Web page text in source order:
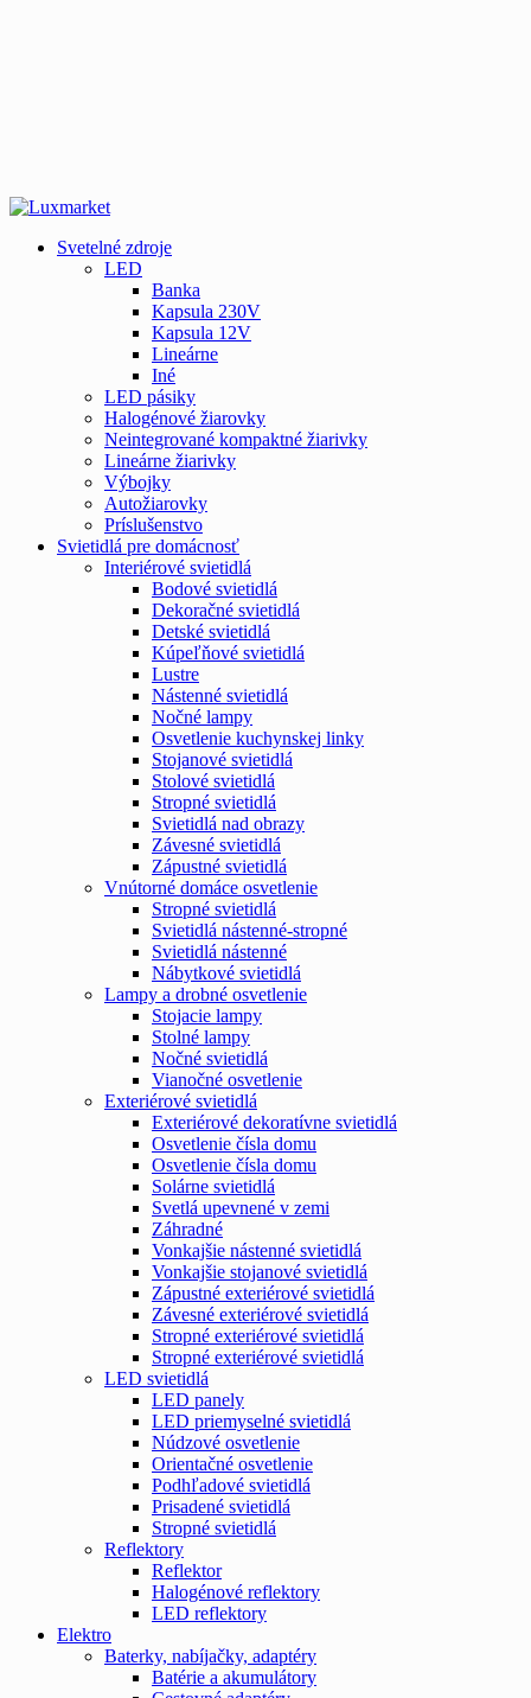
Svetelné zdroje
LED
Banka
Kapsula 230V
Kapsula 12V
Lineárne
Iné
LED pásiky
Halogénové žiarovky
Neintegrované kompaktné žiarivky
Lineárne žiarivky
Výbojky
Autožiarovky
Príslušenstvo
Svietidlá pre domácnosť
Interiérové svietidlá
Bodové svietidlá
Dekoračné svietidlá
Detské svietidlá
Kúpeľňové svietidlá
Lustre
Nástenné svietidlá
Nočné lampy
Osvetlenie kuchynskej linky
Stojanové svietidlá
Stolové svietidlá
Stropné svietidlá
Svietidlá nad obrazy
Závesné svietidlá
Zápustné svietidlá
Vnútorné domáce osvetlenie
Stropné svietidlá
Svietidlá nástenné-stropné
Svietidlá nástenné
Nábytkové svietidlá
Lampy a drobné osvetlenie
Stojacie lampy
Stolné lampy
Nočné svietidlá
Vianočné osvetlenie
Exteriérové svietidlá
Exteriérové dekoratívne svietidlá
Osvetlenie čísla domu
Osvetlenie čísla domu
Solárne svietidlá
Svetlá upevnené v zemi
Záhradné
Vonkajšie nástenné svietidlá
Vonkajšie stojanové svietidlá
Zápustné exteriérové svietidlá
Závesné exteriérové svietidlá
Stropné exteriérové svietidlá
Stropné exteriérové svietidlá
LED svietidlá
LED panely
LED priemyselné svietidlá
Núdzové osvetlenie
Orientačné osvetlenie
Podhľadové svietidlá
Prisadené svietidlá
Stropné svietidlá
Reflektory
Reflektor
Halogénové reflektory
LED reflektory
Elektro
Baterky, nabíjačky, adaptéry
Batérie a akumulátory